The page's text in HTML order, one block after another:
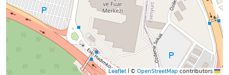
| © OpenStreetMap contributors